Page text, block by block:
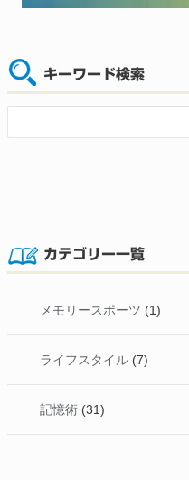
キーワード検索
カテゴリー一覧
メモリースポーツ (1)
ライフスタイル (7)
記憶術 (31)